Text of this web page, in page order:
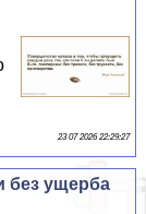
23 07 2026 22:29:27
без ущерба